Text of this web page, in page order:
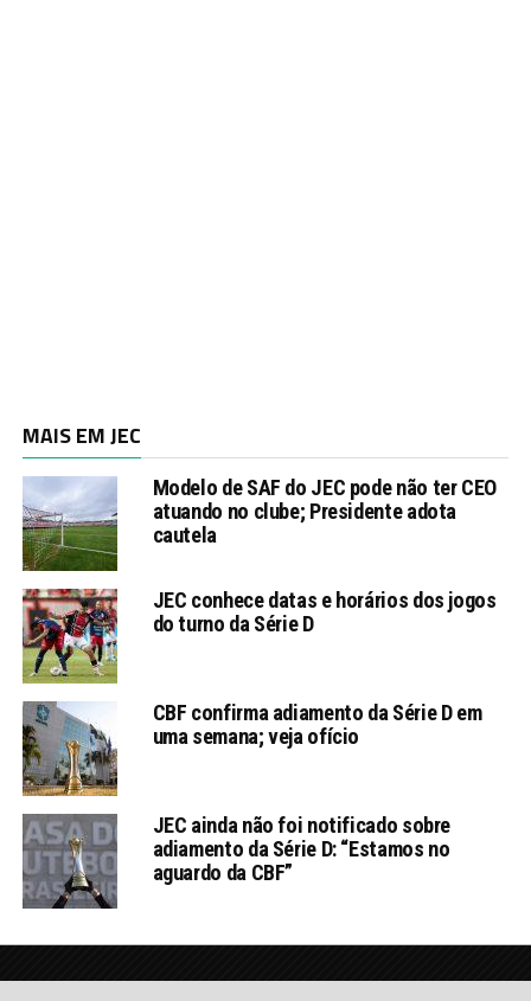
MAIS EM JEC
Modelo de SAF do JEC pode não ter CEO
atuando no clube; Presidente adota
cautela
JEC conhece datas e horários dos jogos
do turno da Série D
CBF confirma adiamento da Série D em
uma semana; veja ofício
JEC ainda não foi notificado sobre
adiamento da Série D: “Estamos no
aguardo da CBF”